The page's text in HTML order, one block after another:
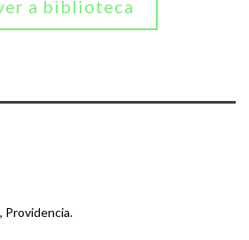
a biblioteca
Providencia.